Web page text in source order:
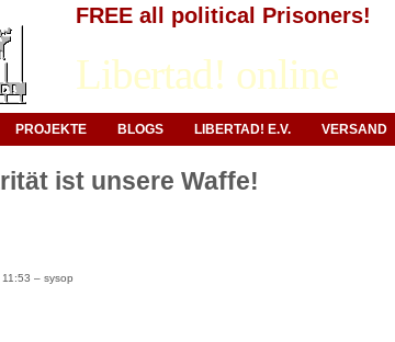
FREE all political Prisoners!
Libertad! online
PROJEKTE BLOGS LIBERTAD! E.V. VERSAND
ist unsere Waffe!
– sysop